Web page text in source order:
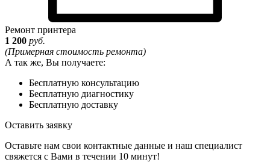
Ремонт принтера
1 200 руб.
(Примерная стоимость ремонта)
А так же, Вы получаете:
Бесплатную консультацию
Бесплатную диагностику
Бесплатную доставку
Оставить заявку
Оставьте нам свои контактные данные и наш специалист
свяжется с Вами в течении 10 минут!